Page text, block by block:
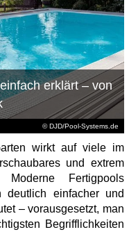
© DJD/Pool-Systems.de
erklärt – von
wirkt auf viele im
und extrem
Moderne Fertigpools
deutlich einfacher und
– vorausgesetzt, man
Begrifflichkeiten